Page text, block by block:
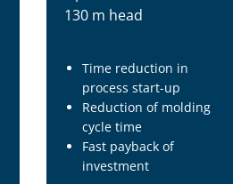
130 m head
Time reduction in
process start-up
Reduction of molding
cycle time
Fast payback of
investment